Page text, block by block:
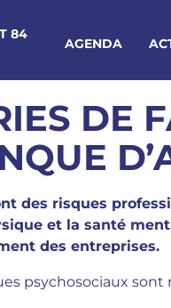
84
AGENDA
DE
des risques
et la santé
des entreprises.
psychosociaux